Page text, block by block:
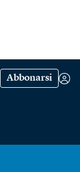
Abbonarsi